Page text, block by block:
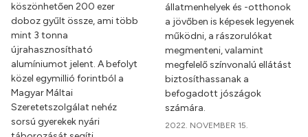
köszönhetően 200 ezer
doboz gyűlt össze, ami több
mint 3 tonna
újrahasznosítható
alumíniumot jelent. A befolyt
közel egymillió forintból a
Magyar Máltai
Szeretetszolgálat nehéz
sorsú gyerekek nyári
állatmenhelyek és -otthonok
a jövőben is képesek legyenek
működni, a rászorulókat
megmenteni, valamint
megfelelő színvonalú ellátást
biztosíthassanak a
befogadott jószágok
számára.
2022. NOVEMBER 15.